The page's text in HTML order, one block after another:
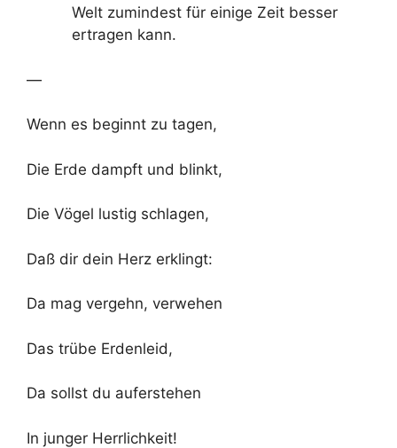
Welt zumindest für einige Zeit besser
ertragen kann.
—
Wenn es beginnt zu tagen,
Die Erde dampft und blinkt,
Die Vögel lustig schlagen,
Daß dir dein Herz erklingt:
Da mag vergehn, verwehen
Das trübe Erdenleid,
Da sollst du auferstehen
In junger Herrlichkeit!